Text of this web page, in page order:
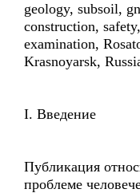
geology, subsoil,
construction,
examination,
Krasnoyarsk,
I. Введение
Публикация
проблеме